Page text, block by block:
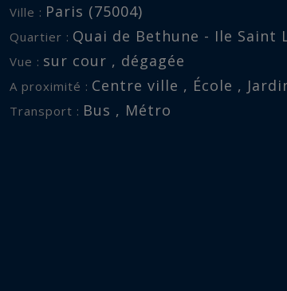
Ville : Paris (75004)
Quartier : Quai de Bethune - Ile Saint
Vue : sur cour , dégagée
A proximité : Centre ville , École ,
Transport : Bus , Métro